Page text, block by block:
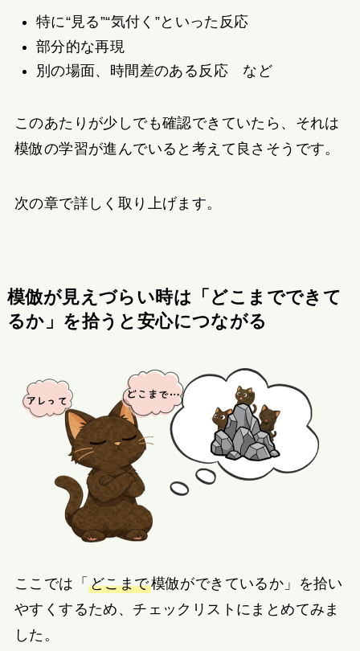
特に“見る”“気付く”といった反応
部分的な再現
別の場面、時間差のある反応 など
このあたりが少しでも確認できていたら、それは
模倣の学習が進んでいると考えて良さそうです。
次の章で詳しく取り上げます。
模倣が見えづらい時は「どこまでできて
るか」を拾うと安心につながる
ここでは「 どこまで模倣ができているか」を拾い
やすくするため、チェックリストにまとめてみま
した。